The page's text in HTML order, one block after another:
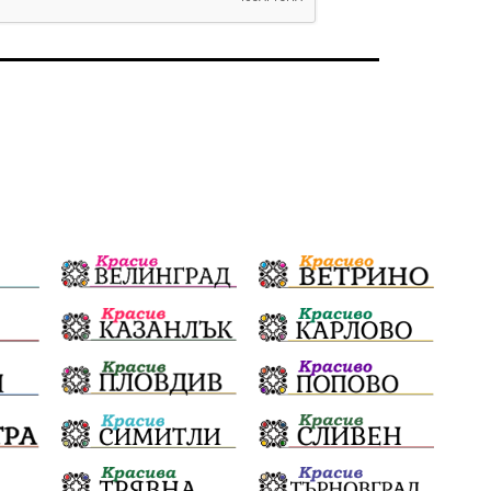
производство Добро дело
Апостол Апостолов
фолклор пострадал
насилие Пътна безопасност